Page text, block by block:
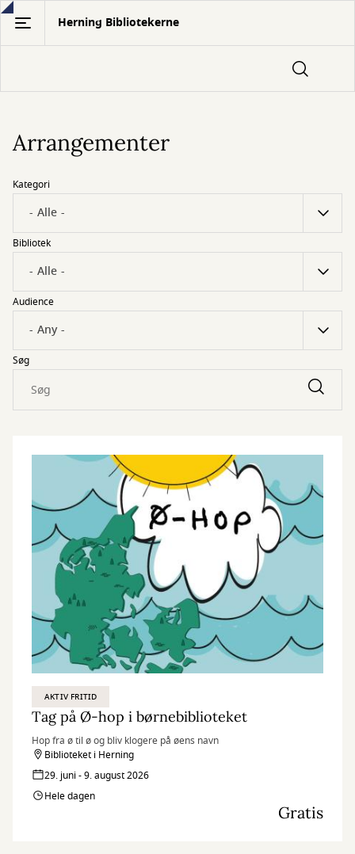
Gå
hovedindhold
Herning Bibliotekerne
Arrangementer
Kategori
Bibliotek
Audience
Søg
AKTIV FRITID
Tag på Ø-hop i børnebiblioteket
Hop fra ø til ø og bliv klogere på øens navn
Biblioteket i Herning
29. juni - 9. august 2026
Hele dagen
Gratis